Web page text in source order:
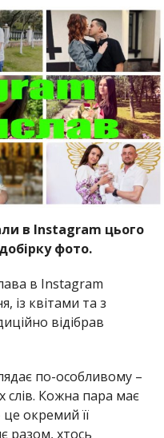
в Instagram цього
фото.
в Instagram
із квітами та з
відібрав
по-особливому –
слів. Кожна пара має
окремий її
разом, хтось